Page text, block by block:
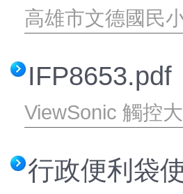
交通安全網站
文德健康促進網
文德國小環境教育網
志願服務紀錄冊
校外人士協助教學活動
學生申訴再申訴專區
高雄市文德國民
IFP8653.pdf
ViewSonic 觸控
行政便利袋